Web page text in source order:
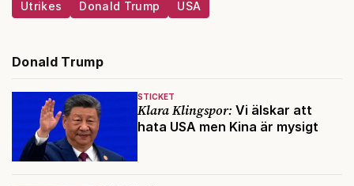
Utrikes Donald Trump USA
Donald Trump
STICKET
Klara Klingspor: Vi älskar att
hata USA men Kina är mysigt